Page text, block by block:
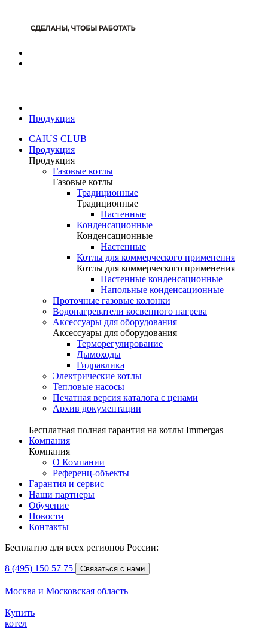
Продукция
CAIUS CLUB
Продукция
Продукция
Газовые котлы
Газовые котлы
Традиционные
Традиционные
Настенные
Конденсационные
Конденсационные
Настенные
Котлы для коммерческого применения
Котлы для коммерческого применения
Настенные конденсационные
Напольные конденсационные
Проточные газовые колонки
Водонагреватели косвенного нагрева
Аксессуары для оборудования
Аксессуары для оборудования
Терморегулирование
Дымоходы
Гидравлика
Электрические котлы
Тепловые насосы
Печатная версия каталога с ценами
Архив документации
Бесплатная полная гарантия на котлы Immergas
Компания
Компания
О Компании
Референц-объекты
Гарантия и сервис
Наши партнеры
Обучение
Новости
Контакты
Бесплатно для всех регионов России:
8 (495) 150 57 75 Связаться с нами
Москва и Московская область
Купить
котел